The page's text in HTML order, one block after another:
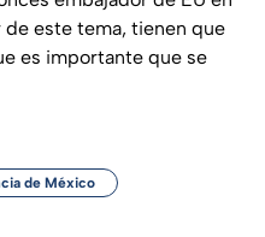
este tema, tienen que
es importante que se
de México